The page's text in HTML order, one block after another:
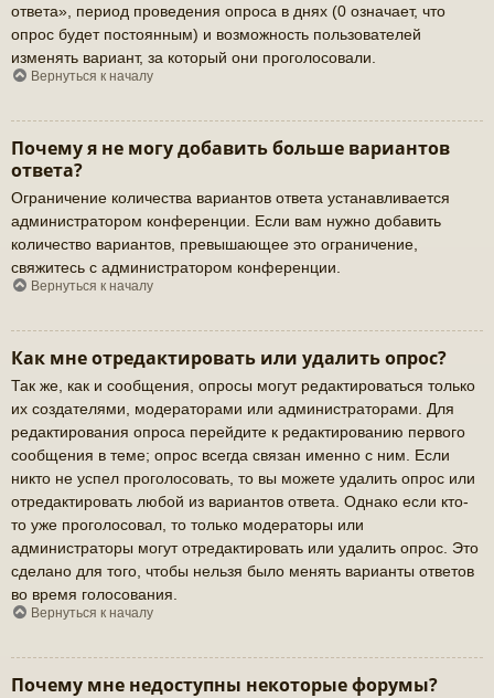
ответа», период проведения опроса в днях (0 означает, что
опрос будет постоянным) и возможность пользователей
изменять вариант, за который они проголосовали.
Вернуться к началу
Почему я не могу добавить больше вариантов
ответа?
Ограничение количества вариантов ответа устанавливается
администратором конференции. Если вам нужно добавить
количество вариантов, превышающее это ограничение,
свяжитесь с администратором конференции.
Вернуться к началу
Как мне отредактировать или удалить опрос?
Так же, как и сообщения, опросы могут редактироваться только
их создателями, модераторами или администраторами. Для
редактирования опроса перейдите к редактированию первого
сообщения в теме; опрос всегда связан именно с ним. Если
никто не успел проголосовать, то вы можете удалить опрос или
отредактировать любой из вариантов ответа. Однако если кто-
то уже проголосовал, то только модераторы или
администраторы могут отредактировать или удалить опрос. Это
сделано для того, чтобы нельзя было менять варианты ответов
во время голосования.
Вернуться к началу
Почему мне недоступны некоторые форумы?